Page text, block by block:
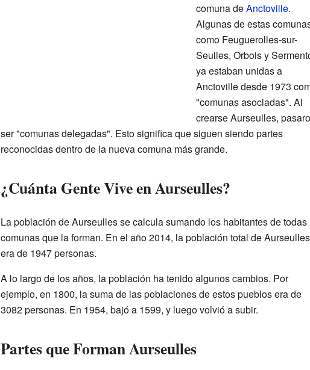
comuna deAnctoville.
Algunas de estas
como Feuguerolles-sur-
Seulles, Orbois y
ya estaban unidas a
Anctoville desde 1973
"comunas asociadas". Al
crearse Aurseulles,
ser "comunas delegadas". Esto significa que siguen siendo partes
reconocidas dentro de la nueva comuna más grande.
¿Cuánta Gente Vive en Aurseulles?
La población de Aurseulles se calcula sumando los habitantes de todas
comunas que la forman. En el año 2014, la población total de Aurseulles
era de 1947 personas.
A lo largo de los años, la población ha tenido algunos cambios. Por
ejemplo, en 1800, la suma de las poblaciones de estos pueblos era de
3082 personas. En 1954, bajó a 1599, y luego volvió a subir.
Partes que Forman Aurseulles